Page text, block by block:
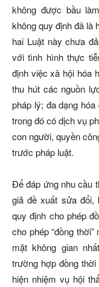
không được bầu
không quy định đã là
hai Luật này chưa
với tình hình thực
định việc xã hội hóa
thu hút các nguồn
pháp lý; đa dạng
trong đó có dịch vụ
con người, quyền
trước pháp luật.
Để đáp ứng nhu cầu
giả đề xuất sửa đổi,
quy định cho phép
cho phép “đồng
mặt không gian
trường hợp đồng
hiện nhiệm vụ hội